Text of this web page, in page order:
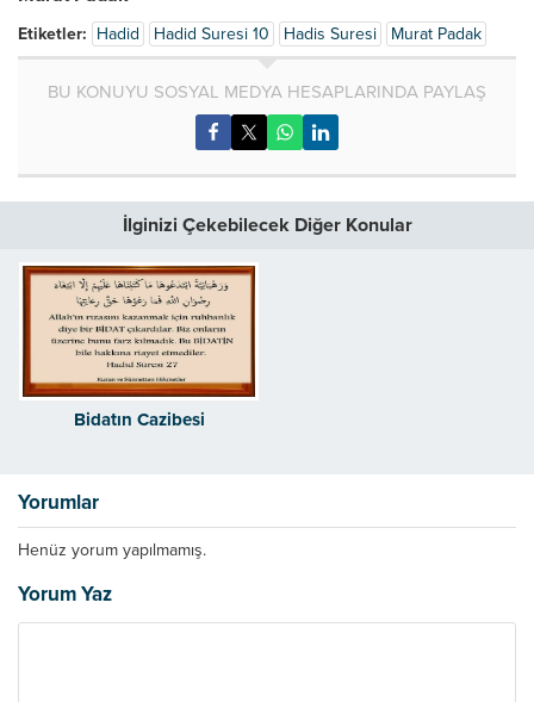
Etiketler: Hadid Hadid Suresi 10 Hadis Suresi Murat Padak
BU KONUYU SOSYAL MEDYA HESAPLARINDA PAYLAŞ
İlginizi Çekebilecek Diğer Konular
Bidatın Cazibesi
Yorumlar
Henüz yorum yapılmamış.
Yorum Yaz